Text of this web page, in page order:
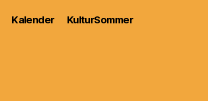
Kalender KulturSommer